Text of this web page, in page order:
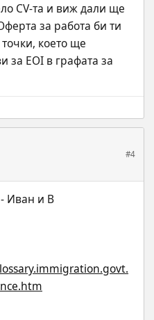
CV-та и виж дали ще
за работа би ти
което ще
за EOI в графата за
#4